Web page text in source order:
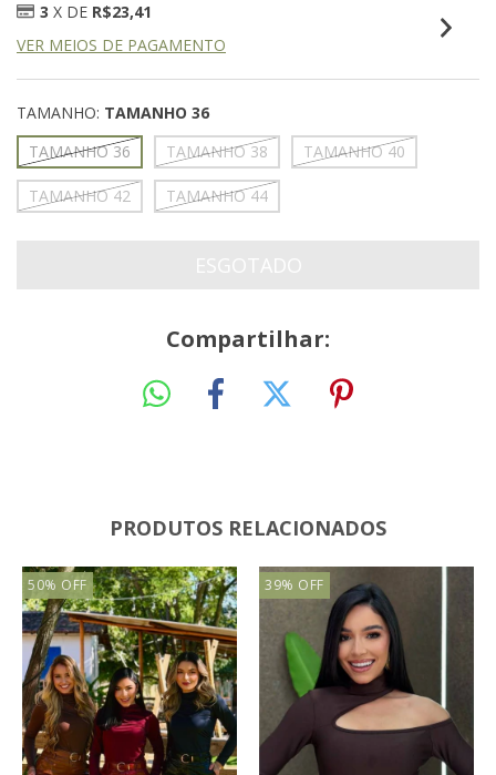
3 X DE R$23,41
VER MEIOS DE PAGAMENTO
TAMANHO: TAMANHO 36
TAMANHO 36
TAMANHO 38 TAMANHO 40
TAMANHO 42 TAMANHO 44
Compartilhar:
PRODUTOS RELACIONADOS
50% OFF 39% OFF